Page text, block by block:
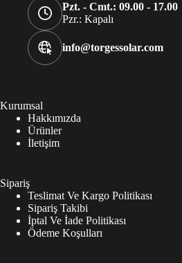
Pzt. - Cmt.: 09.00 - 17.00
Pzr.: Kapalı
info@torgessolar.com
Kurumsal
Hakkımızda
Ürünler
İletişim
Sipariş
Teslimat Ve Kargo Politikası
Sipariş Takibi
İptal Ve İade Politikası
Ödeme Koşulları